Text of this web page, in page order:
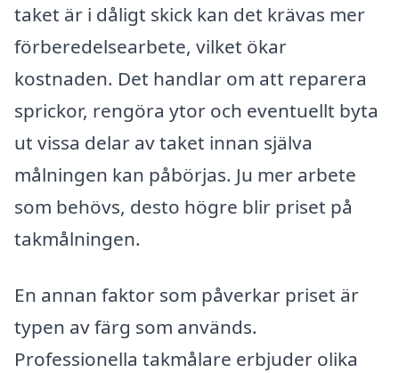
taket är i dåligt skick kan det krävas mer
förberedelsearbete, vilket ökar
kostnaden. Det handlar om att reparera
sprickor, rengöra ytor och eventuellt byta
ut vissa delar av taket innan själva
målningen kan påbörjas. Ju mer arbete
som behövs, desto högre blir priset på
takmålningen.
En annan faktor som påverkar priset är
typen av färg som används.
Professionella takmålare erbjuder olika